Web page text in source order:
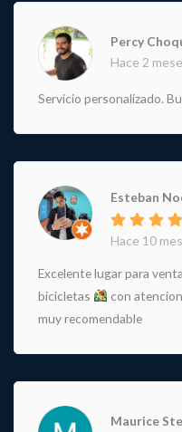
Percy
Hace 2
Servicio personalizado.
Esteban
Hace 10
Excelente lugar para
bicicletas
con
muy recomendable
Maurice